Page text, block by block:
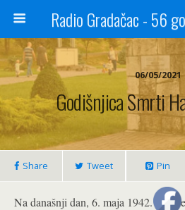
06/05/2021
Godišnjica Smrti
Share Tweet Pin
Na današnji dan, 6. maja 1942.